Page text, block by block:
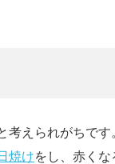
考えられがちです
焼けをし、赤くな